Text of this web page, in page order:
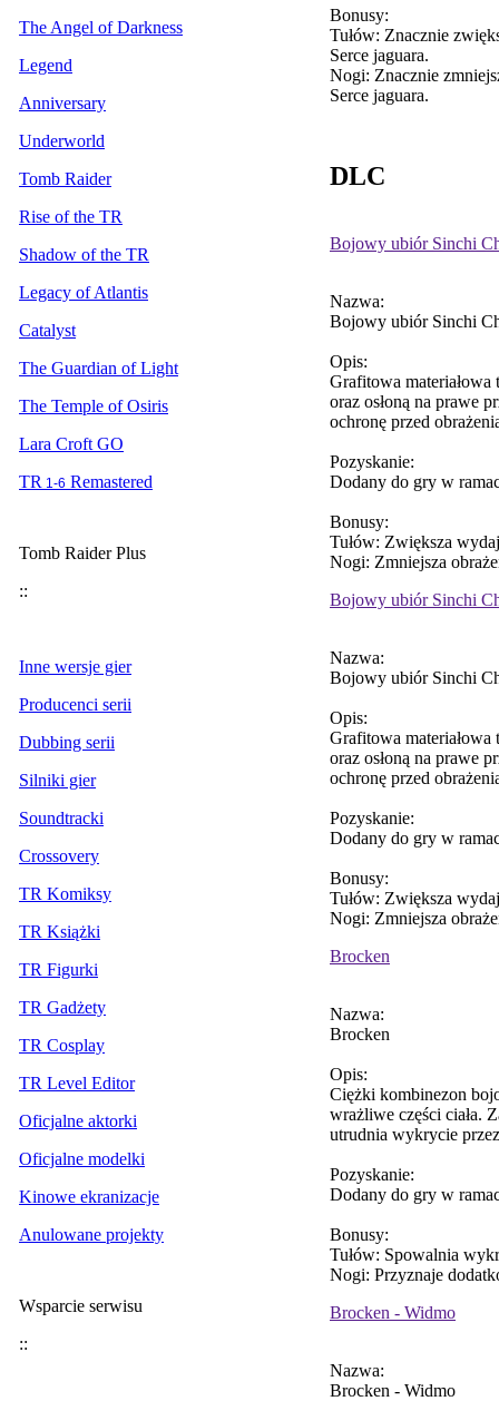
The Angel of Darkness
Legend
Anniversary
Underworld
Tomb Raider
Rise of the TR
Shadow of the TR
Legacy of Atlantis
Catalyst
The Guardian of Light
The Temple of Osiris
Lara Croft GO
TR 1-6 Remastered
Tomb Raider Plus
::
Inne wersje gier
Producenci serii
Dubbing serii
Silniki gier
Soundtracki
Crossovery
TR Komiksy
TR Książki
TR Figurki
TR Gadżety
TR Cosplay
TR Level Editor
Oficjalne aktorki
Oficjalne modelki
Kinowe ekranizacje
Anulowane projekty
Wsparcie serwisu
::
Bonusy:
Tułów: Znacznie
Serce jaguara.
Nogi: Znacznie
Serce jaguara.
DLC
Bojowy ubiór Sinchi
Nazwa:
Bojowy ubiór Sinchi
Opis:
Grafitowa
oraz osłoną na prawe
ochronę przed
Pozyskanie:
Dodany do gry w
Bonusy:
Tułów: Zwiększa
Nogi: Zmniejsza
Bojowy ubiór Sinchi
Nazwa:
Bojowy ubiór Sinchi
Opis:
Grafitowa
oraz osłoną na prawe
ochronę przed
Pozyskanie:
Dodany do gry w
Bonusy:
Tułów: Zwiększa
Nogi: Zmniejsza
Brocken
Nazwa:
Brocken
Opis:
Ciężki kombinezon
wrażliwe części ciała.
utrudnia wykrycie
Pozyskanie:
Dodany do gry w
Bonusy:
Tułów: Spowalnia
Nogi: Przyznaje
Brocken - Widmo
Nazwa:
Brocken - Widmo